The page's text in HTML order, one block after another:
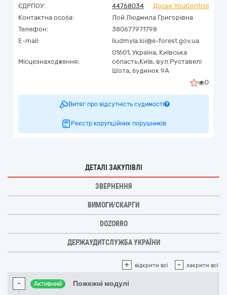
ЄДРПОУ:
44768034
Досьє YouControl
Контактна особа:
Лой Людмила Григорівна
Телефон:
380677971798
E-mail:
liudmyla.loi@e-forest.gov.ua
Місцезнаходження:
01601, Україна, Київська
область,Київ, вул.Руставелі
Шота, будинок 9А
0
Витяг про відсутність судимості
Реєстр корупційних порушників
ДЕТАЛІ ЗАКУПІВЛІ
ЗВЕРНЕННЯ
ВИМОГИ/СКАРГИ
DOZORRO
ДЕРЖАУДИТСЛУЖБА УКРАЇНИ
+ відкрити всі - закрити всі
- Активний Пожежні модулі